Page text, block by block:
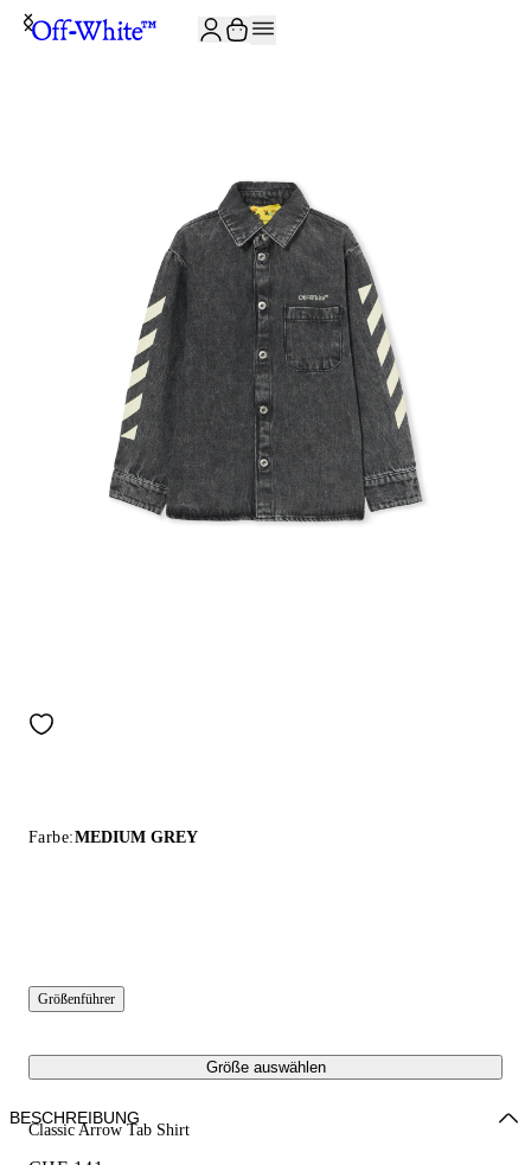
Farbe:MEDIUM GREY
Größenführer
Größe auswählen
Classic Arrow Tab Shirt
BESCHREIBUNG